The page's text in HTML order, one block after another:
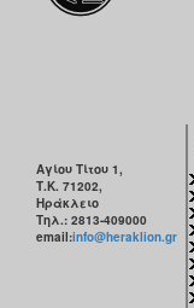
Αγίου Τίτου 1,
Τ.Κ. 71202,
Ηράκλειο
Τηλ.: 2813-409000
email:info@heraklion.gr